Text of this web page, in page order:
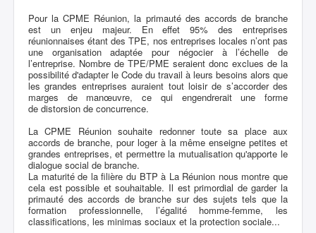
Pour la CPME Réunion, la primauté des accords de branche
est un enjeu majeur. En effet 95% des entreprises
réunionnaises étant des TPE, nos entreprises locales n’ont pas
une organisation adaptée pour négocier à l’échelle de
l’entreprise. Nombre de TPE/PME seraient donc exclues de la
possibilité d'adapter le Code du travail à leurs besoins alors que
les grandes entreprises auraient tout loisir de s’accorder des
marges de manœuvre, ce qui engendrerait une forme
de distorsion de concurrence.
La CPME Réunion souhaite redonner toute sa place aux
accords de branche, pour loger à la même enseigne petites et
grandes entreprises, et permettre la mutualisation qu'apporte le
dialogue social de branche.
La maturité de la filière du BTP à La Réunion nous montre que
cela est possible et souhaitable. Il est primordial de garder la
primauté des accords de branche sur des sujets tels que la
formation professionnelle, l’égalité homme-femme, les
classifications, les minimas sociaux et la protection sociale...